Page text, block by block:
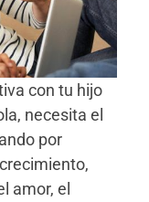
con tu hijo
necesita el
por
amor, el